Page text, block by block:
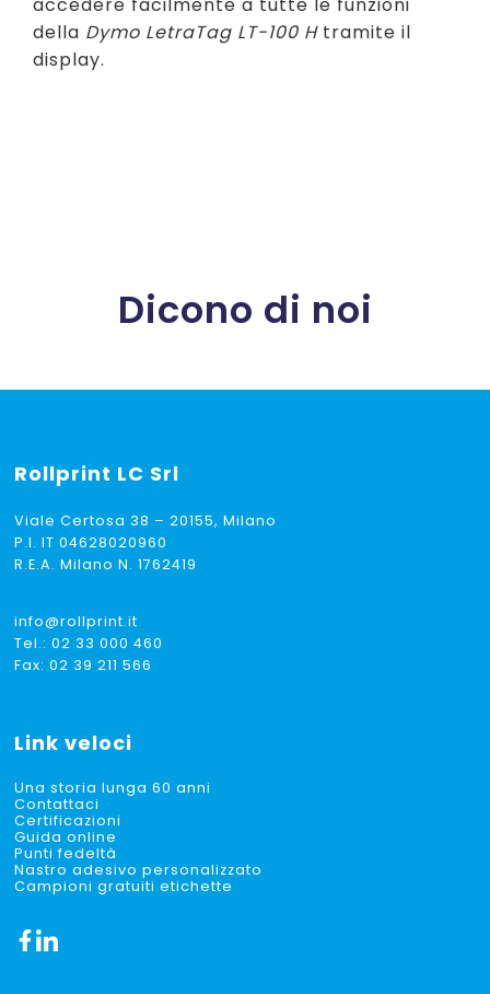
della Dymo LetraTag LT-100 Htramite il
display.
Dicono di noi
Rollprint LC Srl
Viale Certosa 38 – 20155, Milano
P.I. IT 04628020960
R.E.A. Milano N. 1762419
info@rollprint.it
Tel.:02 33 000 460
Fax: 02 39 211 566
Link veloci
Una storia lunga 60 anni
Contattaci
Certificazioni
Guida online
Punti fedeltà
Nastro adesivo personalizzato
Campioni gratuiti etichette